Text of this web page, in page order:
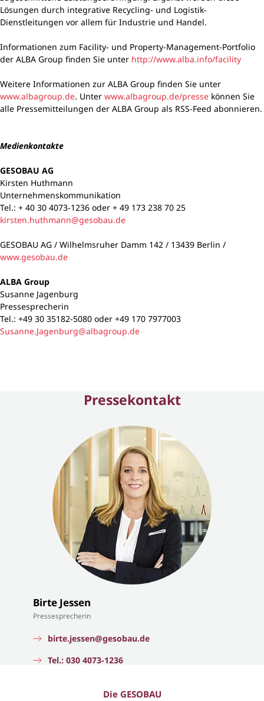
Lösungen durch integrative Recycling- und Logistik-
Dienstleitungen vor allem für Industrie und Handel.
Informationen zum Facility- und Property-Management-Portfolio
der ALBA Group finden Sie unter http://www.alba.info/facility
Weitere Informationen zur ALBA Group finden Sie unter
www.albagroup.de. Unter www.albagroup.de/presse können Sie
alle Pressemitteilungen der ALBA Group als RSS-Feed abonnieren.
Medienkontakte
GESOBAU AG
Kirsten Huthmann
Unternehmenskommunikation
Tel.: + 40 30 4073-1236 oder + 49 173 238 70 25
kirsten.huthmann@gesobau.de
GESOBAU AG / Wilhelmsruher Damm 142 / 13439 Berlin /
www.gesobau.de
ALBA Group
Susanne Jagenburg
Pressesprecherin
Tel.: +49 30 35182-5080 oder +49 170 7977003
Susanne.Jagenburg@albagroup.de
Pressekontakt
Birte Jessen
Pressesprecherin
birte.jessen@gesobau.de
Tel.: 030 4073-1236
Die GESOBAU